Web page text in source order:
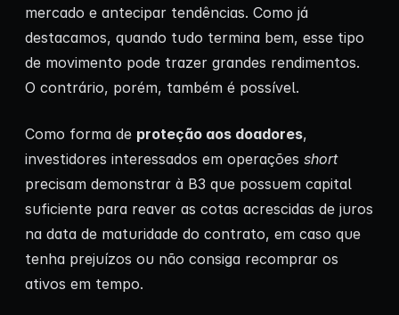
mercado e antecipar tendências. Como já
destacamos, quando tudo termina bem, esse tipo
de movimento pode trazer grandes rendimentos.
O contrário, porém, também é possível.
Como forma de proteção aos doadores,
investidores interessados em operações short
precisam demonstrar à B3 que possuem capital
suficiente para reaver as cotas acrescidas de juros
na data de maturidade do contrato, em caso que
tenha prejuízos ou não consiga recomprar os
ativos em tempo.